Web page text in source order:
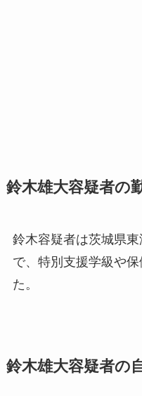
鈴木雄大容疑者の
鈴木容疑者は茨城県
で、特別支援学級や
た。
鈴木雄大容疑者の